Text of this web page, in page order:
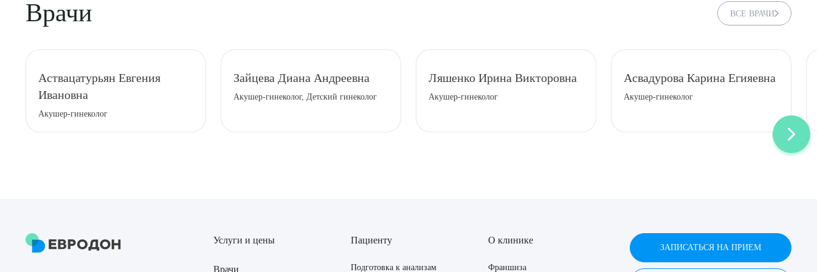
Врачи ВСЕ ВРАЧИ
Аствацатурьян Евгения
Ивановна
Акушер-гинеколог
Зайцева Диана Андреевна
Акушер-гинеколог, Детский гинеколог
Ляшенко Ирина Викторовна
Акушер-гинеколог
Асвадурова Карина Егияевна
Акушер-гинеколог
Услуги и цены
Врачи
Пациенту
Подготовка к анализам
О клинике
Франшиза
ЗАПИСАТЬСЯ НА ПРИЕМ